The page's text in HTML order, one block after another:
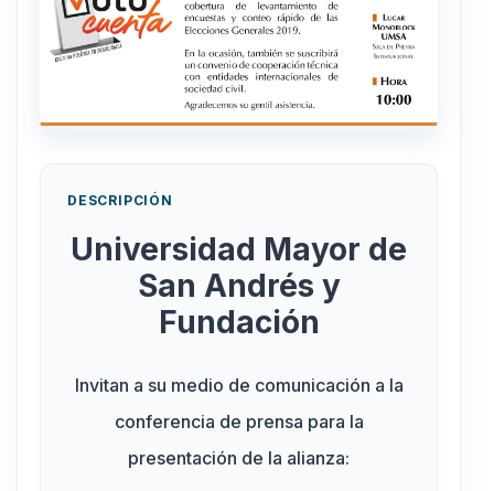
DESCRIPCIÓN
Universidad Mayor de
San Andrés y
Fundación
Invitan a su medio de comunicación a la
conferencia de prensa para la
presentación de la alianza: